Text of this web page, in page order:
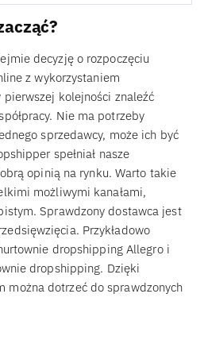
decyzję o rozpoczęciu
z wykorzystaniem
kolejności znaleźć
Nie ma potrzeby
sprzedawcy, może ich być
spełniał nasze
opinią na rynku. Warto takie
możliwymi kanałami,
Sprawdzony dostawca jest
Przykładowo
dropshipping Allegro i
dropshipping. Dzięki
można dotrzeć do sprawdzonych